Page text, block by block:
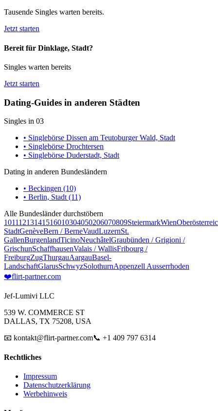
Tausende Singles warten bereits.
Jetzt starten
Bereit für Dinklage, Stadt?
Singles warten bereits
Jetzt starten
Dating-Guides in anderen Städten
Singles in 03
• Singlebörse Dissen am Teutoburger Wald, Stadt
• Singlebörse Drochtersen
• Singlebörse Duderstadt, Stadt
Dating in anderen Bundesländern
• Beckingen (10)
• Berlin, Stadt (11)
Alle Bundesländer durchstöbern
10111213141516010304050206070809SteiermarkWien
StadtGenèveBern / BerneVaudLuzernSt.
GallenBurgenlandTicinoNeuchâtelGraubünden / Grigioni /
GrischunSchaffhausenValais / WallisFribourg /
FreiburgZugThurgauAargauBasel-
LandschaftGlarusSchwyzSolothurnAppenzell Ausserrhoden
❤️flirt-partner.com
Jef-Lumivi LLC
539 W. COMMERCE ST
DALLAS, TX 75208, USA
📧 kontakt@flirt-partner.com📞 +1 409 797 6314
Rechtliches
Impressum
Datenschutzerklärung
Werbehinweis